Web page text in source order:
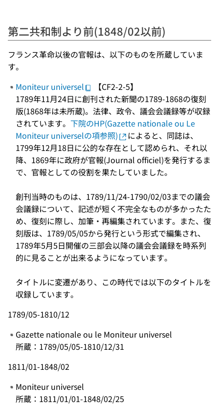
第二共和制より前(1848/02以前)
フランス革命以後の官報は、以下のものを所蔵していま
す。
Moniteur universel
【CF2-2-5】
1789年11月24日に創刊された新聞の1789-1868の復刻
版(1868年は未所蔵)。法律、政令、議会会議録等が収録
されています。 下院のHP(Gazette nationale ou Le
Moniteur universelの項参照)
によると、同誌は、
1799年12月18日に公的な存在として認められ、それ以
降、1869年に政府が官報(Journal officiel)を発行するま
で、官報としての役割を果たしていました。
創刊当時のものは、1789/11/24-1790/02/03までの議会
会議録について、記述が短く不完全なものが多かったた
め、復刻に際し、加筆・再編集されています。また、復
刻版は、1789/05/05から発行という形式で編集され、
1789年5月5日開催の三部会以降の議会会議録を時系列
的に見ることが出来るようになっています。
タイトルに変遷があり、この時代では以下のタイトルを
収録しています。
1789/05-1810/12
Gazette nationale ou le Moniteur universel
所蔵：1789/05/05-1810/12/31
1811/01-1848/02
Moniteur universel
所蔵：1811/01/01-1848/02/25